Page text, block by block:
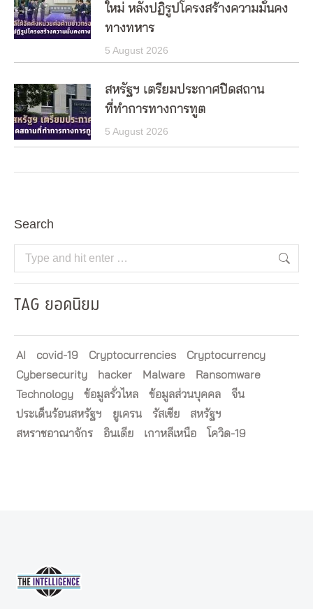
ใหม่ หลังปฏิรูปโครงสร้างความมั่นคง
ทางทหาร
5 August 2026
สหรัฐฯ เตรียมประกาศปิดสถาน
ที่ทำการทางการทูต
5 August 2026
Search
Search:
TAG ยอดนิยม
AI covid-19 Cryptocurrencies
Cryptocurrency
Cybersecurity
hacker Malware
Ransomware
Technology
ข้อมูลรั่วไหล ข้อมูลส่วนบุคคล
จีน
ประเด็นร้อนสหรัฐฯ
ยูเครน รัสเซีย
สหรัฐฯ
สหราชอาณาจักร
อินเดีย เกาหลีเหนือ โควิด-19